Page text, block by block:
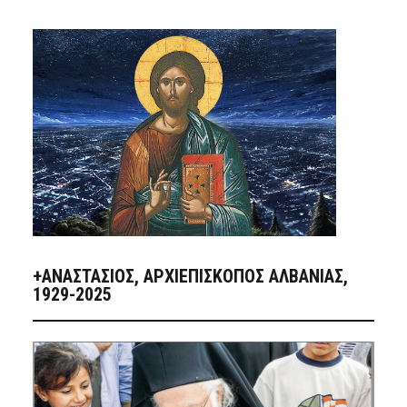
+ΑΝΑΣΤΆΣΙΟΣ, ΑΡΧΙΕΠΊΣΚΟΠΟΣ ΑΛΒΑΝΊΑΣ,
1929-2025